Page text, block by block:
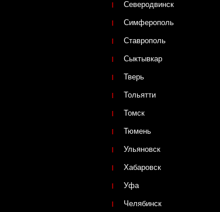
Северодвинск
Симферополь
Ставрополь
Сыктывкар
Тверь
Тольятти
Томск
Тюмень
Ульяновск
Хабаровск
Уфа
Челябинск